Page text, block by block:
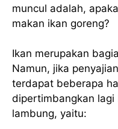
muncul adalah,
makan ikan goreng?
Ikan merupakan
Namun, jika
terdapat beberapa
dipertimbangkan
lambung, yaitu: